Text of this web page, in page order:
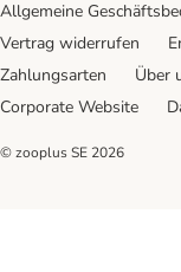
Allgemeine
Vertrag widerrufen
Zahlungsarten
Über
Corporate Website
© zooplus SE 2026